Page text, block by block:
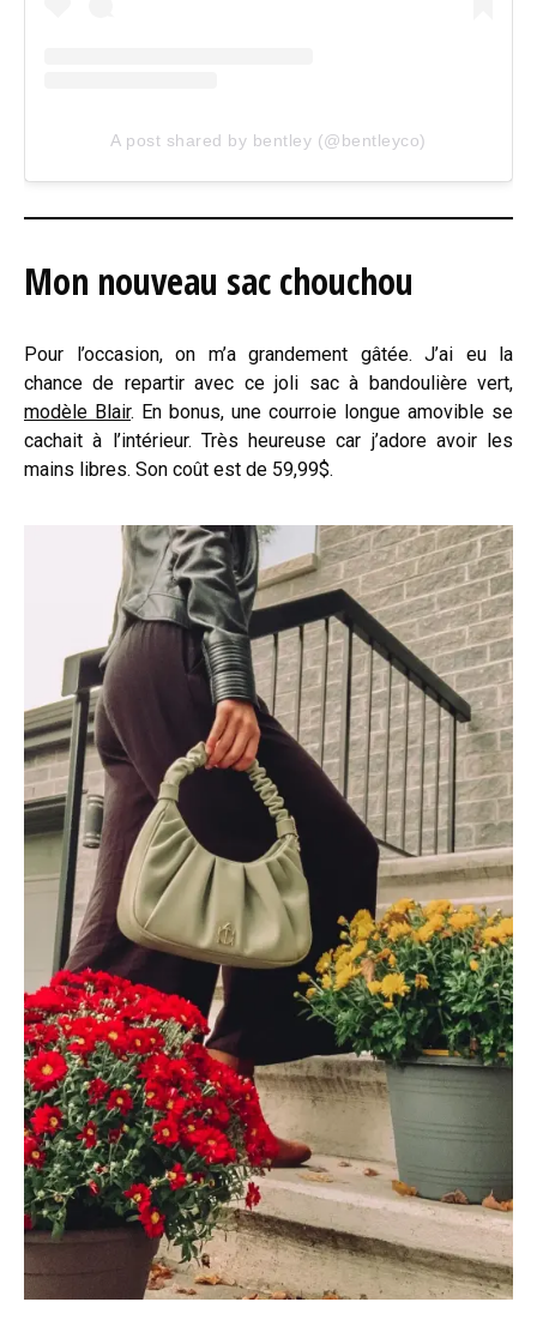
A post shared by bentley (@bentleyco)
Mon nouveau sac chouchou
Pour l’occasion, on m’a grandement gâtée. J’ai eu la
chance de repartir avec ce joli sac à bandoulière vert,
modèle Blair. En bonus, une courroie longue amovible se
cachait à l’intérieur. Très heureuse car j’adore avoir les
mains libres. Son coût est de 59,99$.